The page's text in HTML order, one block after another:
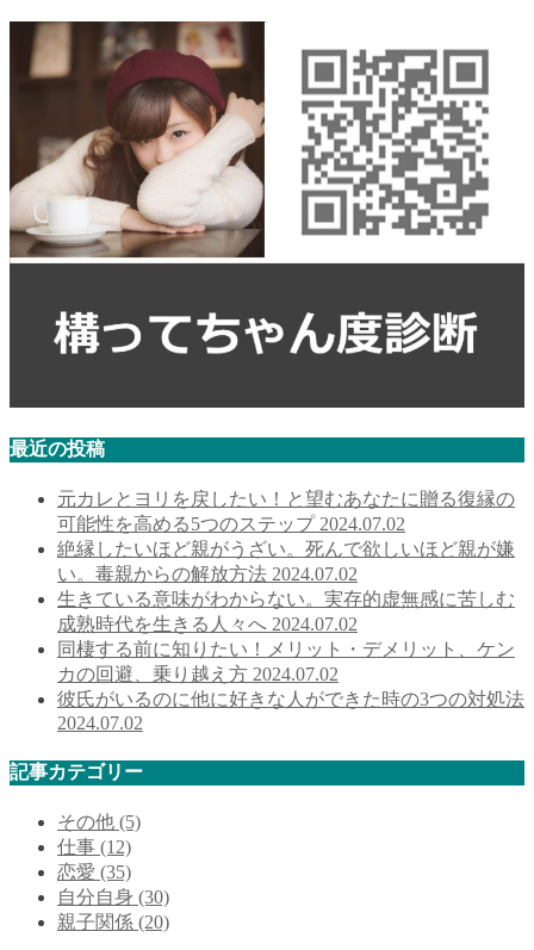
最近の投稿
元カレとヨリを戻したい！と望むあなたに贈る復縁の
可能性を高める5つのステップ 2024.07.02
絶縁したいほど親がうざい。死んで欲しいほど親が嫌
い。毒親からの解放方法 2024.07.02
生きている意味がわからない。実存的虚無感に苦しむ
成熟時代を生きる人々へ 2024.07.02
同棲する前に知りたい！メリット・デメリット、ケン
カの回避、乗り越え方 2024.07.02
彼氏がいるのに他に好きな人ができた時の3つの対処法
2024.07.02
記事カテゴリー
その他 (5)
仕事 (12)
恋愛 (35)
自分自身 (30)
親子関係 (20)